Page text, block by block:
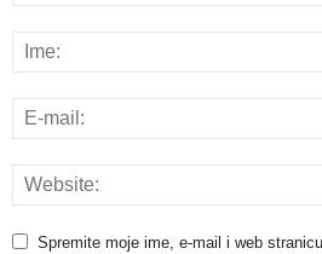
Spremite moje ime, e-mail i web